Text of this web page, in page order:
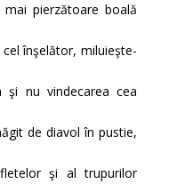
pierzătoare boală
înşelător, miluieşte-
şi nu vindecarea cea
de diavol în pustie,
şi al trupurilor